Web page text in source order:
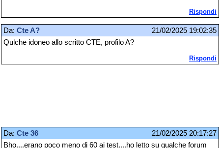
Rispondi
Da: Cte A?
21/02/2025 19:02:35
Qulche idoneo allo scritto CTE, profilo A?
Rispondi
Da: Cte 36
21/02/2025 20:17:27
Bho....erano poco meno di 60 ai test....ho letto su qualche forum